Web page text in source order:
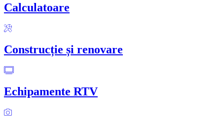
Calculatoare
Construcție și renovare
Echipamente RTV